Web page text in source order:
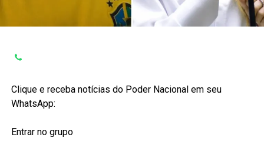
Clique e receba notícias do Poder Nacional em seu
WhatsApp:
Entrar no grupo